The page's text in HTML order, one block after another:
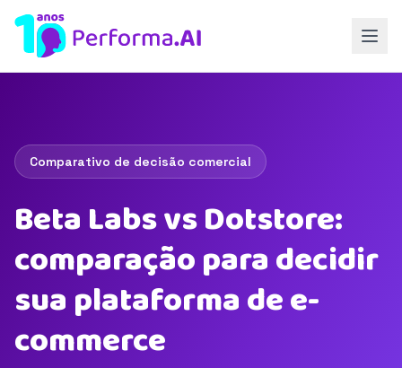
Comparativo de decisão comercial
Beta Labs vs Dotstore:
comparação para decidir
sua plataforma de e-
commerce